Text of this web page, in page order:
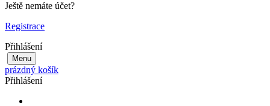
Ještě nemáte účet?
Registrace
Přihlášení
Menu
prázdný košík
Přihlášení